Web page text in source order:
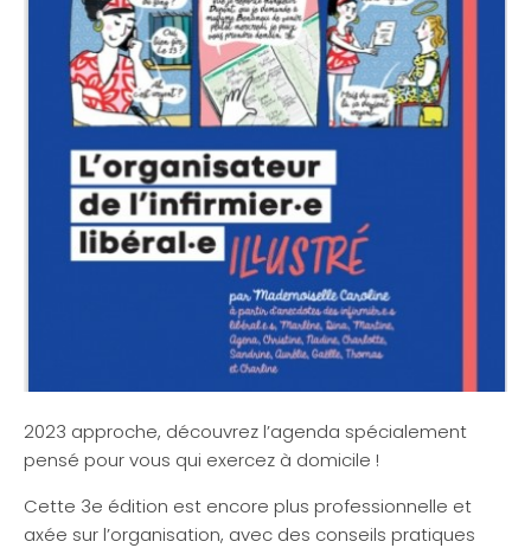
2023 approche, découvrez l’agenda spécialement
pensé pour vous qui exercez à domicile !
Cette 3e édition est encore plus professionnelle et
axée sur l’organisation, avec des conseils pratiques